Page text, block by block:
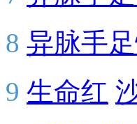
8 异脉手
9 生命红